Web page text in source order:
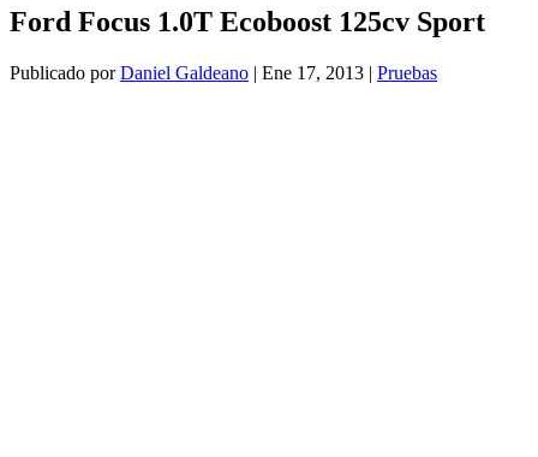
Ford Focus 1.0T Ecoboost 125cv Sport
Publicado porDaniel Galdeano | Ene 17, 2013 | Pruebas